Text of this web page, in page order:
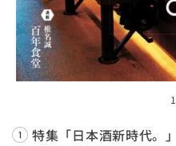
1
特集「日本酒新時代。」